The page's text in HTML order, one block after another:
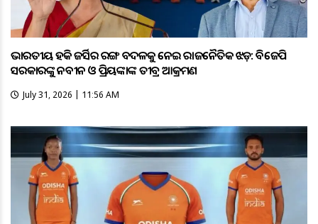
ଭାରତୀୟ ହକି ଜର୍ସିର ରଙ୍ଗ ବଦଳକୁ ନେଇ ରାଜନୈତିକ ଝଡ଼: ବିଜେପି
ସରକାରଙ୍କୁ ନବୀନ ଓ ପ୍ରିୟଙ୍କାଙ୍କ ତୀବ୍ର ଆକ୍ରମଣ
July 31, 2026 | 11:56 AM